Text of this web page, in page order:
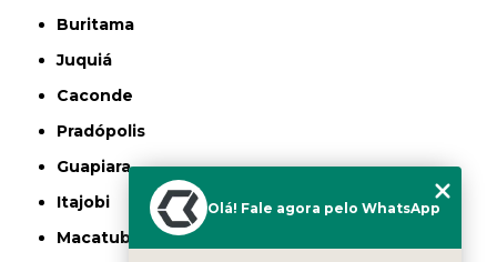
Buritama
Juquiá
Caconde
Pradópolis
Guapiara
Itajobi
Macatuba
Olá! Fale agora pelo WhatsApp